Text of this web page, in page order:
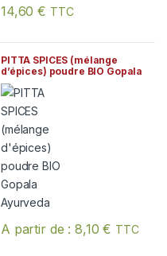
14,60€ TTC
PITTA SPICES (mélange
d’épices) poudre BIO Gopala
Ayurveda
A partir de :8,10€ TTC